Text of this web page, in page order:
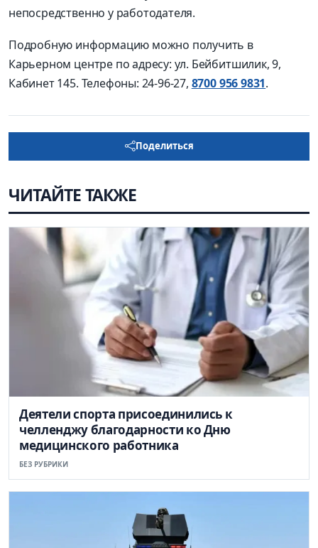
непосредственно у работодателя.
Подробную информацию можно получить в
Карьерном центре по адресу: ул. Бейбитшилик, 9,
Кабинет 145. Телефоны: 24-96-27, 8700 956 9831.
Поделиться
ЧИТАЙТЕ ТАКЖЕ
Деятели спорта присоединились к
челленджу благодарности ко Дню
медицинского работника
БЕЗ РУБРИКИ